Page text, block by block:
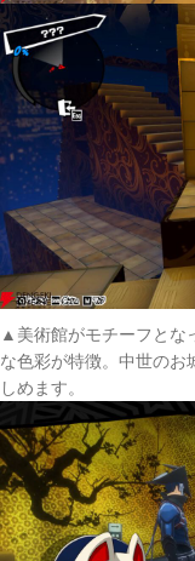
▲美術館がモチーフとな
な色彩が特徴。中世のお
しめます。